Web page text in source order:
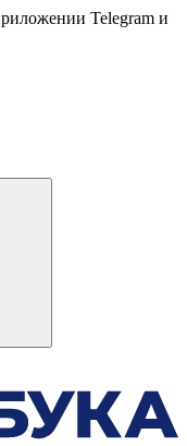
Telegram и